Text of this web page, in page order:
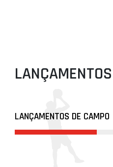
LANÇAMENTOS
LANÇAMENTOS DE CAMPO